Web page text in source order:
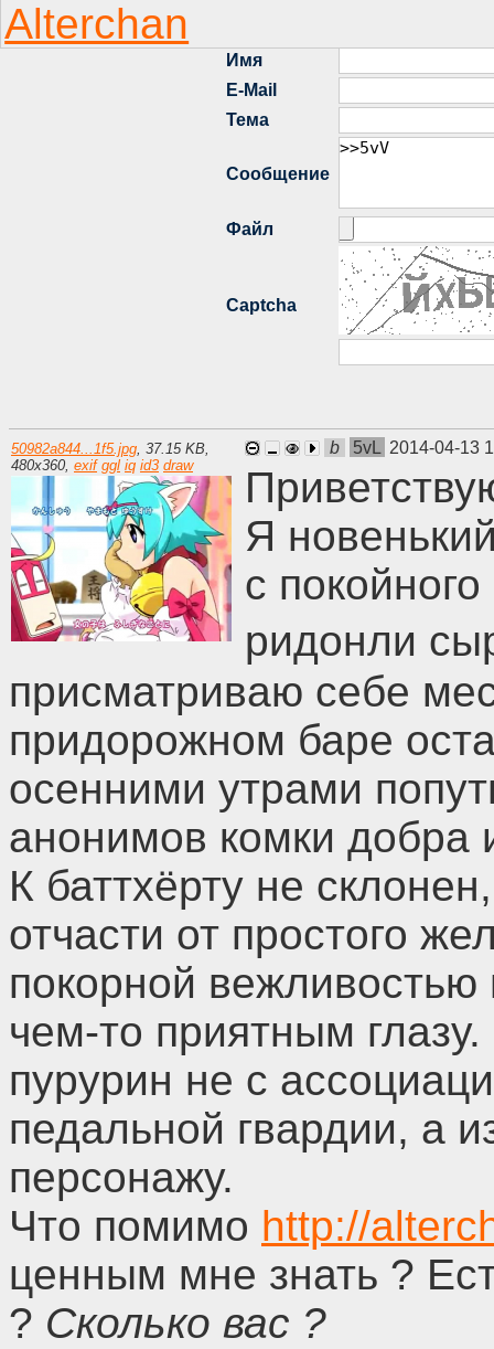
50982a844...1f5.jpg, 37.15 KB,
480x360, exif ggl iq id3 draw
b 5vL 2014-04-13
Я
с
ридонли
присматриваю себе
придорожном баре
осенними утрами
анонимов комки добра
К баттхёрту не
отчасти от простого
покорной вежливостью
чем-то приятным
пурурин не с
педальной гвардии, а
персонажу.
Что помимо http://
ценным мне знать ?
? Сколько вас ?